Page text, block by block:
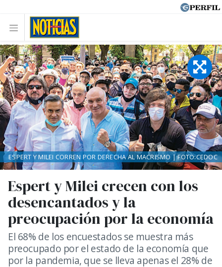
Espert y Milei crecen con los
desencantados y la
preocupación por la economía
El 68% de los encuestados se muestra más
preocupado por el estado de la economía que
por la pandemia, que se lleva apenas el 28% de
ESPERT Y MILEI CORREN POR DERECHA AL MACRISMO | FOTO:CEDOC